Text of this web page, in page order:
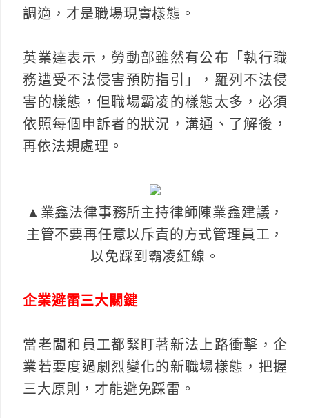
調適，才是職場現實樣態。
英業達表示，勞動部雖然有公布「執行職
務遭受不法侵害預防指引」，羅列不法侵
害的樣態，但職場霸凌的樣態太多，必須
依照每個申訴者的狀況，溝通、了解後，
再依法規處理。
▲業鑫法律事務所主持律師陳業鑫建議，
主管不要再任意以斥責的方式管理員工，
以免踩到霸凌紅線。
企業避雷三大關鍵
當老闆和員工都緊盯著新法上路衝擊，企
業若要度過劇烈變化的新職場樣態，把握
三大原則，才能避免踩雷。